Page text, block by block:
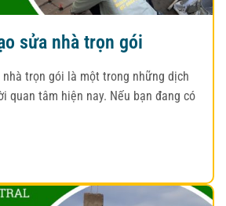
sửa nhà trọn gói
trọn gói là một trong những dịch
quan tâm hiện nay. Nếu bạn đang có